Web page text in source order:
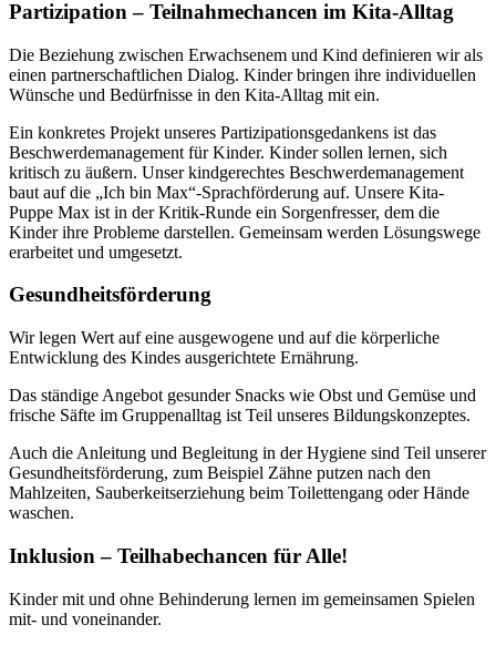
Partizipation – Teilnahmechancen im Kita-Alltag
Die Beziehung zwischen Erwachsenem und Kind definieren wir als
einen partnerschaftlichen Dialog. Kinder bringen ihre individuellen
Wünsche und Bedürfnisse in den Kita-Alltag mit ein.
Ein konkretes Projekt unseres Partizipationsgedankens ist das
Beschwerdemanagement für Kinder. Kinder sollen lernen, sich
kritisch zu äußern. Unser kindgerechtes Beschwerdemanagement
baut auf die „Ich bin Max“-Sprachförderung auf. Unsere Kita-
Puppe Max ist in der Kritik-Runde ein Sorgenfresser, dem die
Kinder ihre Probleme darstellen. Gemeinsam werden Lösungswege
erarbeitet und umgesetzt.
Gesundheitsförderung
Wir legen Wert auf eine ausgewogene und auf die körperliche
Entwicklung des Kindes ausgerichtete Ernährung.
Das ständige Angebot gesunder Snacks wie Obst und Gemüse und
frische Säfte im Gruppenalltag ist Teil unseres Bildungskonzeptes.
Auch die Anleitung und Begleitung in der Hygiene sind Teil unserer
Gesundheitsförderung, zum Beispiel Zähne putzen nach den
Mahlzeiten, Sauberkeitserziehung beim Toilettengang oder Hände
waschen.
Inklusion – Teilhabechancen für Alle!
Kinder mit und ohne Behinderung lernen im gemeinsamen Spielen
mit- und voneinander.